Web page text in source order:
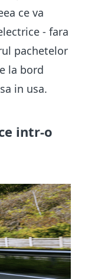
ce va
- fara
pachetelor
la bord
in usa.
intr-o